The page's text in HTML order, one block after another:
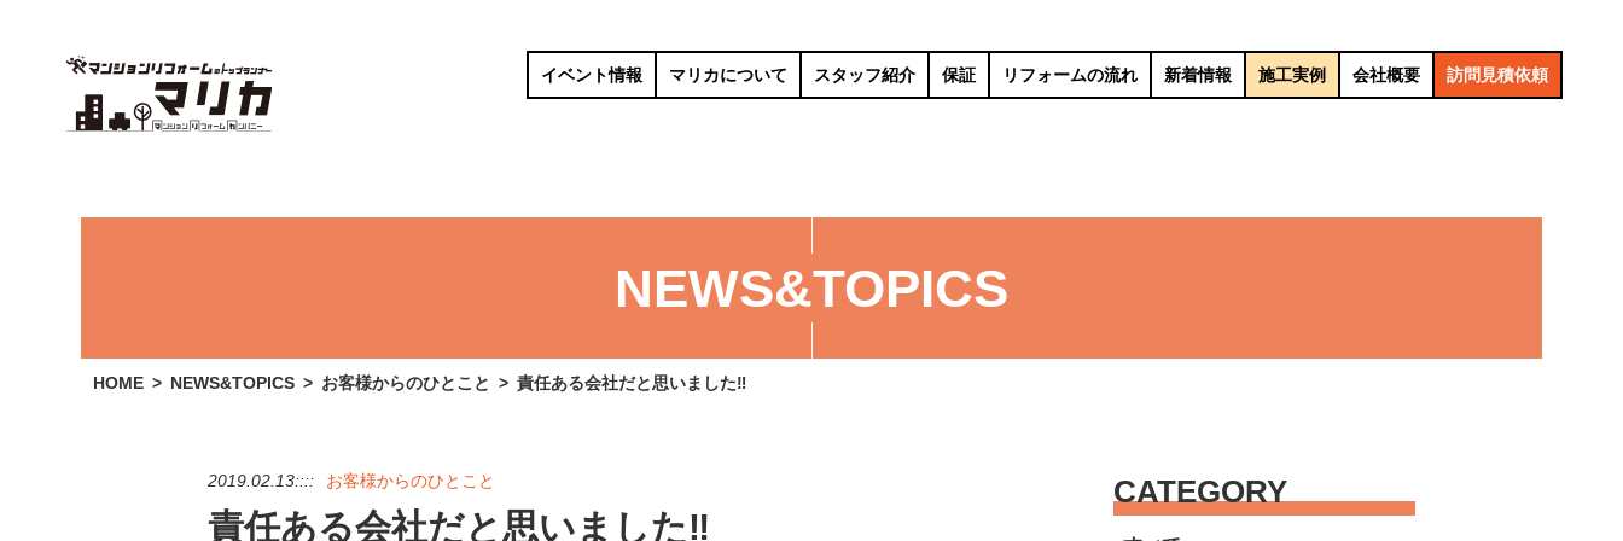
イベント情報 マリカについて スタッフ紹介 保証 リフォームの流れ 新着情報 施工実例 会社概要 訪問見積依頼
NEWS&TOPICS
HOME NEWS&TOPICS お客様からのひとこと 責任ある会社だと思いました‼
2019.02.13:::: お客様からのひとこと
責任ある会社だと思いました‼
CATEGORY